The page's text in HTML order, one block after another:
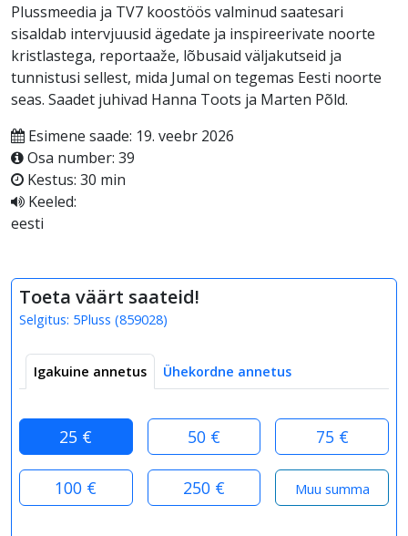
Plussmeedia ja TV7 koostöös valminud saatesari
sisaldab intervjuusid ägedate ja inspireerivate noorte
kristlastega, reportaaže, lõbusaid väljakutseid ja
tunnistusi sellest, mida Jumal on tegemas Eesti noorte
seas. Saadet juhivad Hanna Toots ja Marten Põld.
Esimene saade: 19. veebr 2026
Osa number: 39
Kestus: 30 min
Keeled:
eesti
Toeta väärt saateid!
Selgitus: 5Pluss (859028)
Igakuine annetus Ühekordne annetus
25 € 50 € 75 €
100 € 250 €